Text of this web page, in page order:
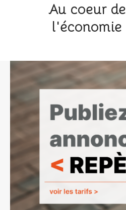
Au coeur de
l'économie